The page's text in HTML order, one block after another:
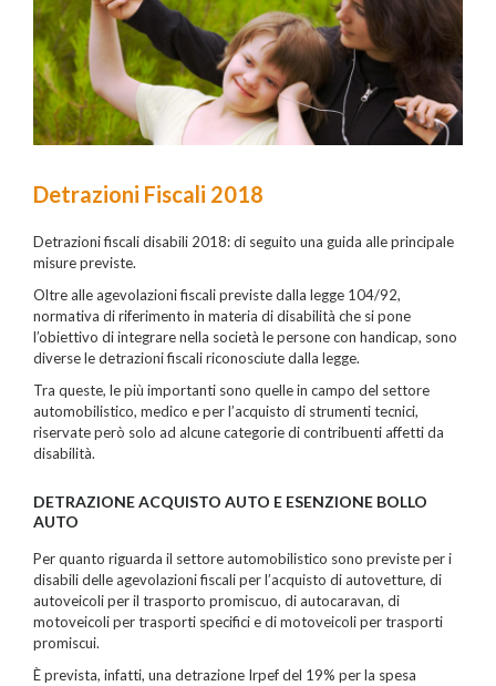
Detrazioni Fiscali 2018
Detrazioni fiscali disabili 2018: di seguito una guida alle principale
misure previste.
Oltre alle agevolazioni fiscali previste dalla legge 104/92,
normativa di riferimento in materia di disabilità che si pone
l’obiettivo di integrare nella società le persone con handicap, sono
diverse le detrazioni fiscali riconosciute dalla legge.
Tra queste, le più importanti sono quelle in campo del settore
automobilistico, medico e per l’acquisto di strumenti tecnici,
riservate però solo ad alcune categorie di contribuenti affetti da
disabilità.
DETRAZIONE ACQUISTO AUTO E ESENZIONE BOLLO
AUTO
Per quanto riguarda il settore automobilistico sono previste per i
disabili delle agevolazioni fiscali per l’acquisto di autovetture, di
autoveicoli per il trasporto promiscuo, di autocaravan, di
motoveicoli per trasporti specifici e di motoveicoli per trasporti
promiscui.
È prevista, infatti, una detrazione Irpef del 19% per la spesa